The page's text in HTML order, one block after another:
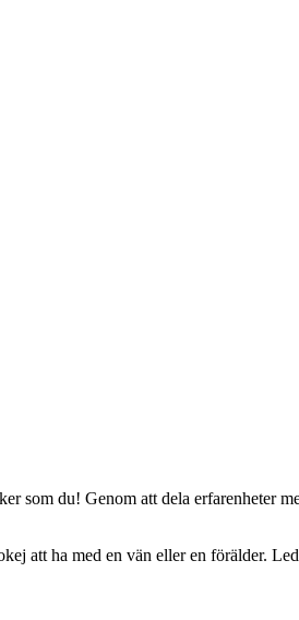
du! Genom att dela erfarenheter
ha med en vän eller en förälder.